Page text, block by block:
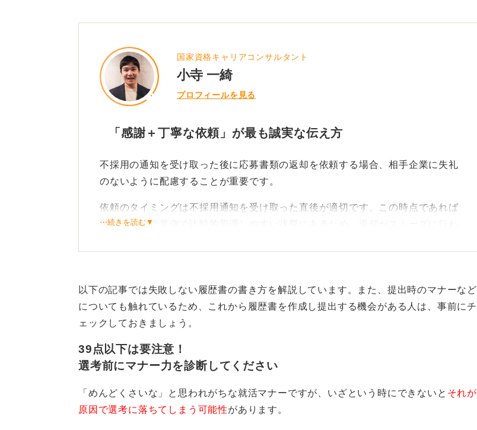
国家資格キャリアコンサルタント
小寺 一綺
プロフィールを見る
「感謝＋丁寧な依頼」が最も誠実な伝え方
不採用の通知を受け取った後に応募書類の返却を依頼する場合、相手企業に失礼
のないように配慮することが重要です。
依頼のタイミングは不採用通知を受け取った直後が適切です。この時点であれば
書類がまだ企業側で比較的管理しやすい状態にあるため、返却がスムーズに行わ
メールの件名は「応募書類の返却について」などわかりやすく簡潔にしましょ
う。
寧に述べましょう。
などと始め、続いて「個人情報保護の観点から、応募書類の返却をお願いできれ
ば幸いです」と依頼します。
⋯続きを読む▼
以下の記事では失敗しない履歴書の書き方を解説しています。また、提出時のマナーなど
についても触れているため、これから履歴書を作成し提出する機会がある人は、事前にチ
ェックしておきましょう。
39点以下は要注意！
選考前にマナー力を診断してください
「めんどくさいな」と思われがちな就活マナーですが、いざという時にできないと それが
原因で選考に落ちてしまう可能性があります。